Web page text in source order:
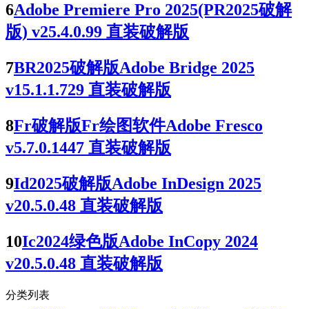
6Adobe Premiere Pro 2025(PR2025破解
版) v25.4.0.99 直装破解版
7BR2025破解版Adobe Bridge 2025
v15.1.1.729 直装破解版
8Fr破解版Fr绘图软件Adobe Fresco
v5.7.0.1447 直装破解版
9Id2025破解版Adobe InDesign 2025
v20.5.0.48 直装破解版
10Ic2024绿色版Adobe InCopy 2024
v20.5.0.48 直装破解版
分类列表